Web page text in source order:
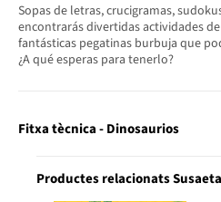
Sopas de letras, crucigramas,
encontrarás divertidas actividades
fantásticas pegatinas burbuja que
¿A qué esperas para tenerlo?
Fitxa tècnica - Dinosaurios
Productes relacionats